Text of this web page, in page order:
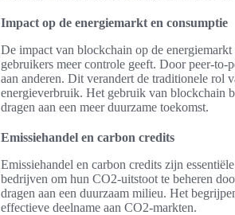
Impact op de energiemarkt en consumptie
De impact van blockchain op de
gebruikers meer controle geeft. Door peer-to-
aan anderen. Dit verandert de traditionele rol
energieverbruik. Het gebruik van blockchain
dragen aan een meer duurzame toekomst.
Emissiehandel en carbon credits
Emissiehandel en carbon credits zijn
bedrijven om hun CO2-uitstoot te beheren
dragen aan een duurzaam milieu. Het
effectieve deelname aan CO2-markten.